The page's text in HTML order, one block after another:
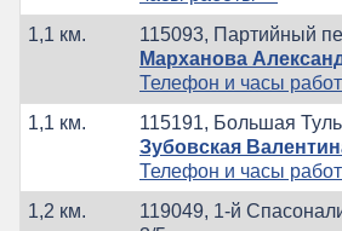
1,1 км.
115093, Партийный
Марханова
Телефон и часы
1,1 км.
115191, Большая
Зубовская
Телефон и часы
1,2 км.
119049, 1-й